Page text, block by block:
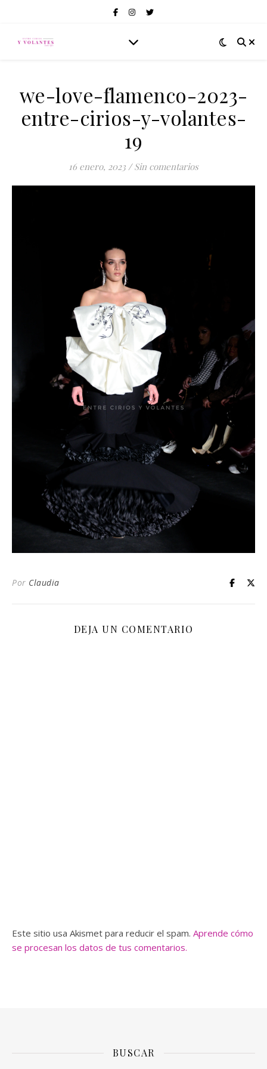
we-love-flamenco-2023-
entre-cirios-y-volantes-
19
16 enero, 2023 / Sin comentarios
Por Claudia
DEJA UN COMENTARIO
Este sitio usa Akismet para reducir el spam. Aprende cómo
se procesan los datos de tus comentarios.
BUSCAR